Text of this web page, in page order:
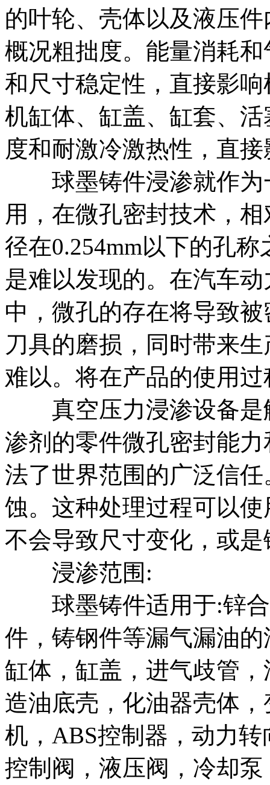
的叶轮、壳体以及液压
概况粗拙度。能量消耗
和尺寸稳定性，直接影
机缸体、缸盖、缸套、
度和耐激冷激热性，直
球墨铸件浸渗就作为
用，在微孔密封技术，
径在0.254mm以下的孔
是难以发现的。在汽车
中，微孔的存在将导致
刀具的磨损，同时带来
难以。将在产品的使用
真空压力浸渗设备是
渗剂 的零件微孔密封能
法了世界范围的广泛信
蚀。这种处理过程可以
不会导致尺寸变化，或
浸渗范围:
球墨铸件适用于:锌合
件，铸钢件等漏气漏油
缸体，缸盖，进气歧管
造油底壳，化油器壳体
机，ABS控制器，动力
控制阀，液压阀，冷却